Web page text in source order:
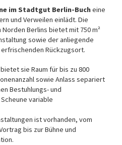
im Stadtgut Berlin-Bucheine
und Verweilen einlädt. Die
Berlins bietet mit 750 m²
sowie der anliegende
Rückzugsort.
sie Raum für bis zu 800
sowie Anlass separiert
Bestuhlungs- und
variable
ist vorhanden, vom
bis zur Bühne und